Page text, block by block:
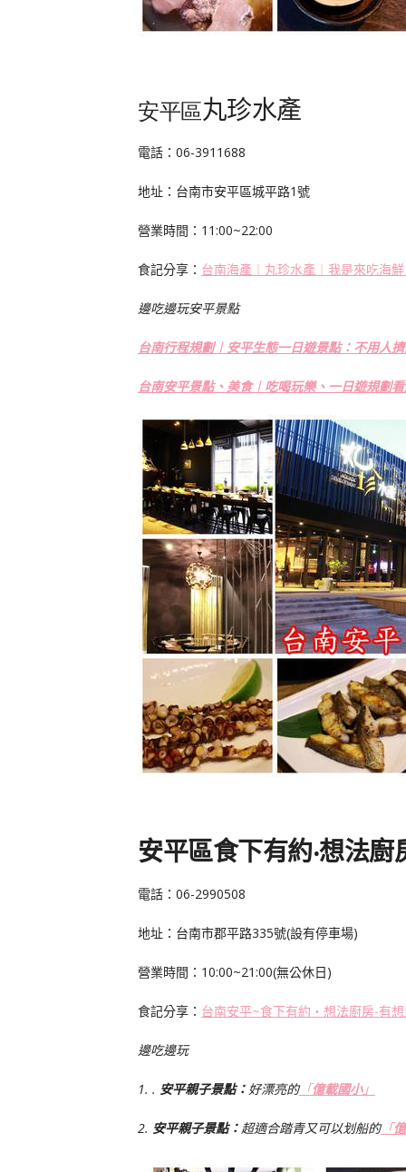
安平區丸珍水產
電話： 06-3911688
地址：台南市安平區城平路1號
營業時間： 11:00~22:00
食記分享： 台南海產︱丸珍水產︱我是來吃海
邊吃邊玩安平景點
台南行程規劃︱安平生態一日遊景點：不用人
台南安平景點、美食︱吃喝玩樂、一日遊規劃
安平區食下有約‧想法廚
電話： 06-2990508
地址：台南市郡平路335號(設有停車場)
營業時間：10:00~21:00(無公休日)
食記分享： 台南安平~食下有約‧想法廚房-有
邊吃邊玩
1. . 安平親子景點： 好漂亮的「億載國小」
2. 安平親子景點： 超適合踏青又可以划船的「